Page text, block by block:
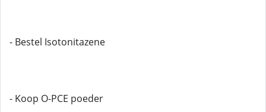
- Bestel Isotonitazene
- Koop O-PCE poeder